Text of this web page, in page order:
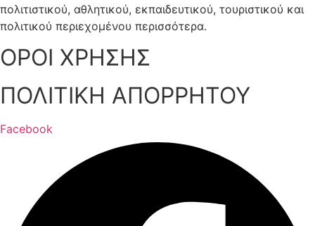
πολιτιστικού, αθλητικού, εκπαιδευτικού, τουριστικού και
πολιτικού περιεχομένου περισσότερα.
ΟΡΟΙ ΧΡΗΣΗΣ
ΠΟΛΙΤΙΚΗ ΑΠΟΡΡΗΤΟΥ
Facebook